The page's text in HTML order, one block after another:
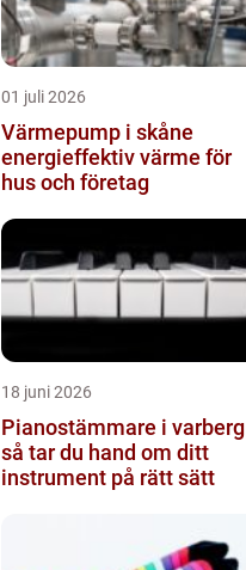
01 juli 2026
Värmepump i skåne
energieffektiv värme för
hus och företag
18 juni 2026
Pianostämmare i varberg
så tar du hand om ditt
instrument på rätt sätt